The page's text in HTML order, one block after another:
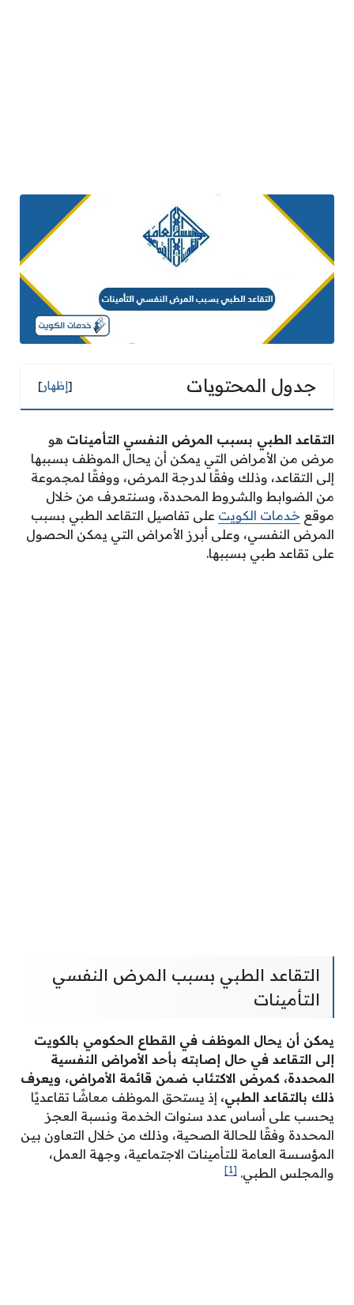
جدول المحتويات [إظهار]
التقاعد الطبي بسبب المرض النفسي التأمينات هو
مرض من الأمراض التي يمكن أن يحال الموظف بسببها
إلى التقاعد، وذلك وفقًا لدرجة المرض، ووفقًا لمجموعة
من الضوابط والشروط المحددة، وسنتعرف من خلال
موقع خدمات الكويت على تفاصيل التقاعد الطبي بسبب
المرض النفسي، وعلى أبرز الأمراض التي يمكن الحصول
على تقاعد طبي بسببها.
التقاعد الطبي بسبب المرض النفسي
التأمينات
يمكن أن يحال الموظف في القطاع الحكومي بالكويت
إلى التقاعد في حال إصابته بأحد الأمراض النفسية
المحددة، كمرض الاكتئاب ضمن قائمة الأمراض، ويعرف
ذلك بالتقاعد الطبي، إذ يستحق الموظف معاشًا تقاعديًا
يحسب على أساس عدد سنوات الخدمة ونسبة العجز
المحددة وفقًا للحالة الصحية، وذلك من خلال التعاون بين
المؤسسة العامة للتأمينات الاجتماعية، وجهة العمل،
والمجلس الطبي. [1]